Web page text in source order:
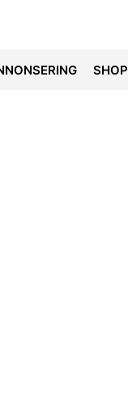
SHOP